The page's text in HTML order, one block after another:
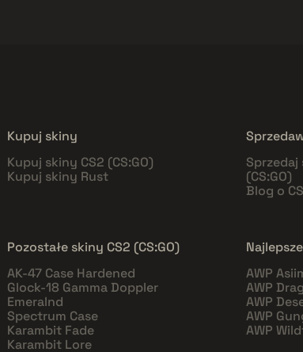
Kupuj skiny
Kupuj skiny CS2 (CS:GO)
Kupuj skiny Rust
Sprzedaj
(CS:GO)
Blog o
Pozostałe skiny CS2 (CS:GO)
AK-47 Case Hardened
Glock-18 Gamma Doppler
Emeralnd
Spectrum Case
Karambit Fade
Karambit Lore
AWP
AWP
AWP
AWP
AWP